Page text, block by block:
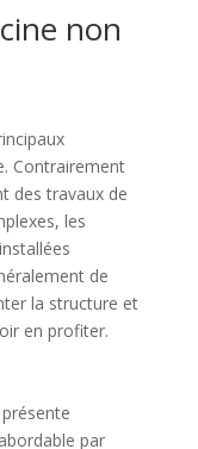
non
Contrairement
des travaux de
les
de
la structure et
en profiter.
par